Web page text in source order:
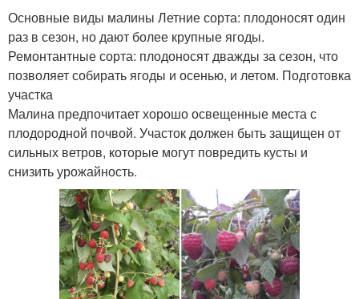
Основные виды малины Летние сорта: плодоносят один
раз в сезон, но дают более крупные ягоды.
Ремонтантные сорта: плодоносят дважды за сезон, что
позволяет собирать ягоды и осенью, и летом. Подготовка
участка
Малина предпочитает хорошо освещенные места с
плодородной почвой. Участок должен быть защищен от
сильных ветров, которые могут повредить кусты и
снизить урожайность.